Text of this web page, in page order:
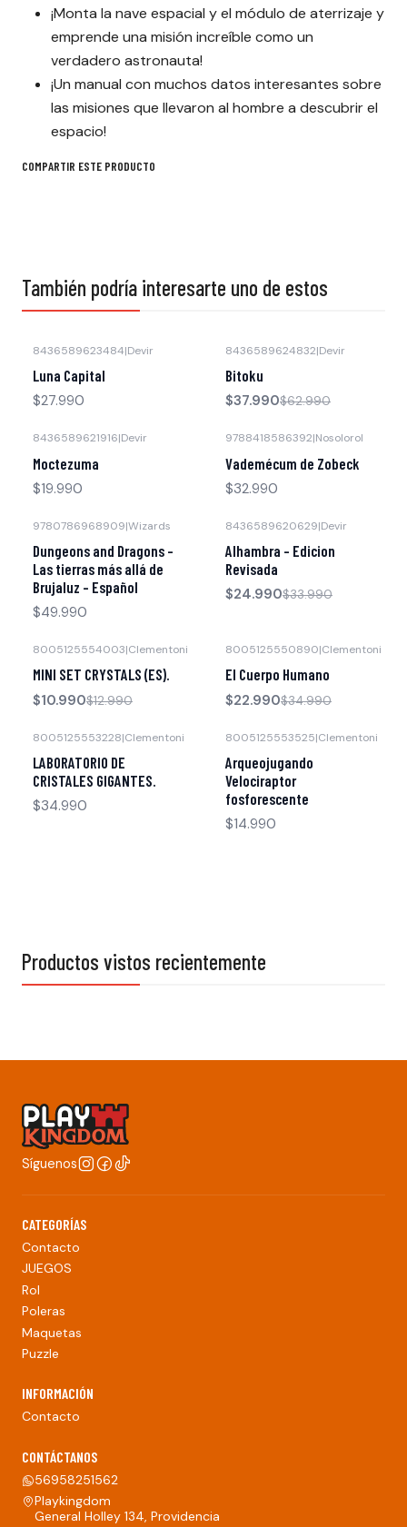
¡Monta la nave espacial y el módulo de aterrizaje y
emprende una misión increíble como un
verdadero astronauta!
¡Un manual con muchos datos interesantes sobre
las misiones que llevaron al hombre a descubrir el
espacio!
COMPARTIR ESTE PRODUCTO
También podría interesarte uno de estos
8436589623484|Devir
Luna Capital
$27.990
8436589624832|Devir
Bitoku
$37.990$62.990
8436589621916|Devir
Moctezuma
$19.990
9788418586392|Nosolorol
Vademécum de Zobeck
$32.990
9780786968909|Wizards
Dungeons and Dragons -
Las tierras más allá de
Brujaluz - Español
$49.990
8436589620629|Devir
Alhambra - Edicion
Revisada
$24.990$33.990
8005125554003|Clementoni
MINI SET CRYSTALS (ES).
$10.990$12.990
8005125550890|Clementoni
El Cuerpo Humano
$22.990$34.990
8005125553228|Clementoni
LABORATORIO DE
CRISTALES GIGANTES.
$34.990
8005125553525|Clementoni
Arqueojugando
Velociraptor
fosforescente
$14.990
Productos vistos recientemente
Síguenos
CATEGORÍAS
Contacto
JUEGOS
Rol
Poleras
Maquetas
Puzzle
INFORMACIÓN
Contacto
CONTÁCTANOS
56958251562
Playkingdom
General Holley 134, Providencia